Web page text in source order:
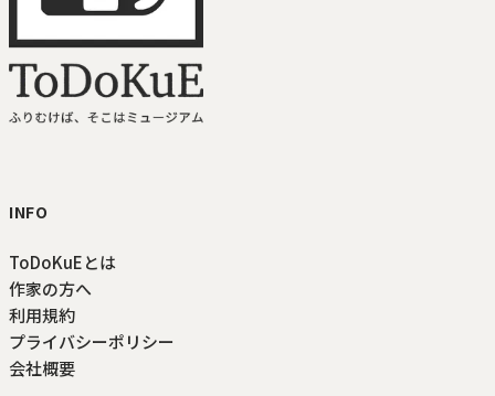
INFO
ToDoKuEとは
作家の方へ
利用規約
プライバシーポリシー
会社概要